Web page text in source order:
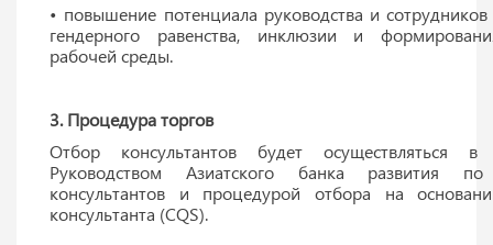
• повышение потенциала руководства и
гендерного равенства, инклюзии и
рабочей среды.
3. Процедура торгов
Отбор консультантов будет осуществляться в
Руководством Азиатского банка развития по
консультантов и процедурой отбора на
консультанта (CQS).